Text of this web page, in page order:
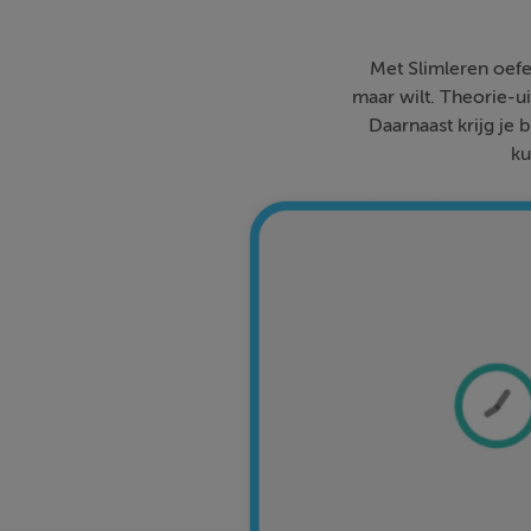
Met Slimleren
maar wilt. Theorie-
Daarnaast krijg je